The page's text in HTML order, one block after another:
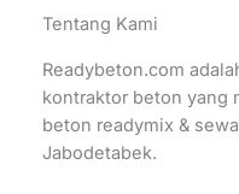
Meter
Tentang Kami
Readybeton.com
kontraktor beton yang
beton readymix &
Jabodetabek.